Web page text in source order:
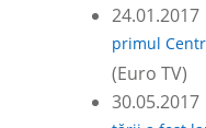
primul
(Euro TV)
30.05.2017